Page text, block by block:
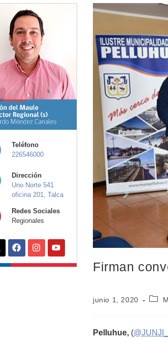
Teléfono
226546000
Dirección
Uno Norte 541
oficina 201, Talca
Redes Sociales
Regionales
Firman
junio 1, 2020
Pelluhue, (